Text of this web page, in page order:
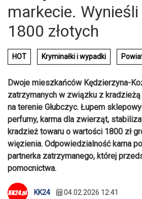
markecie. Wynieśli
1800 złotych
HOT Kryminałki i wypadki
Dwoje mieszkańców Kędzierzyna-
zatrzymanych w związku z
na terenie Głubczyc. Łupem
perfumy, karma dla zwierząt,
kradzież towaru o wartości 1800 zł
więzienia. Odpowiedzialność karna
partnerka zatrzymanego, której
pomocnictwa.
KK24 04.02.2026 12:41